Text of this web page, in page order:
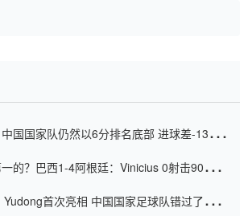
国国家队仍然以6分排名底部 进球差-13令人
的？巴西1-4阿根廷：Vinicius 0射击90分钟
首次亮相 中国国家足球队错过了世界